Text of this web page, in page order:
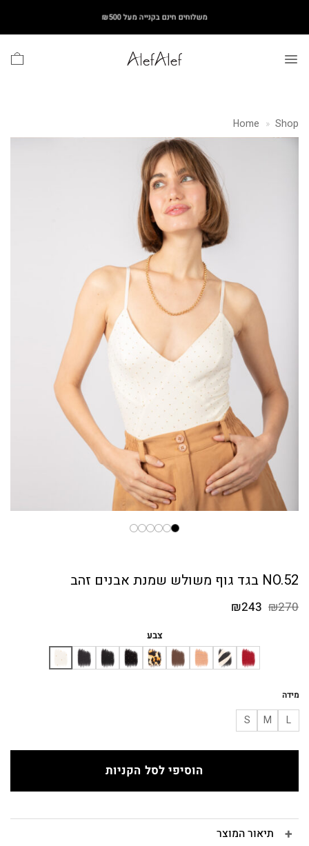
content
משלוחים חינם בקנייה מעל ₪500
Home » Shop
NO.52 בגד גוף משולש שמנת אבנים זהב
₪270 המחיר
₪270.
₪243
₪243. צבע
מידה
L
M
S
הוסיפי לסל הקניות
תיאור המוצר